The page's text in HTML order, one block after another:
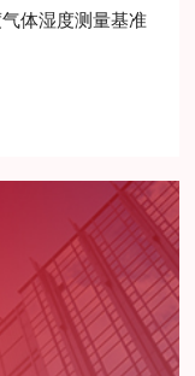
体湿度测量基准